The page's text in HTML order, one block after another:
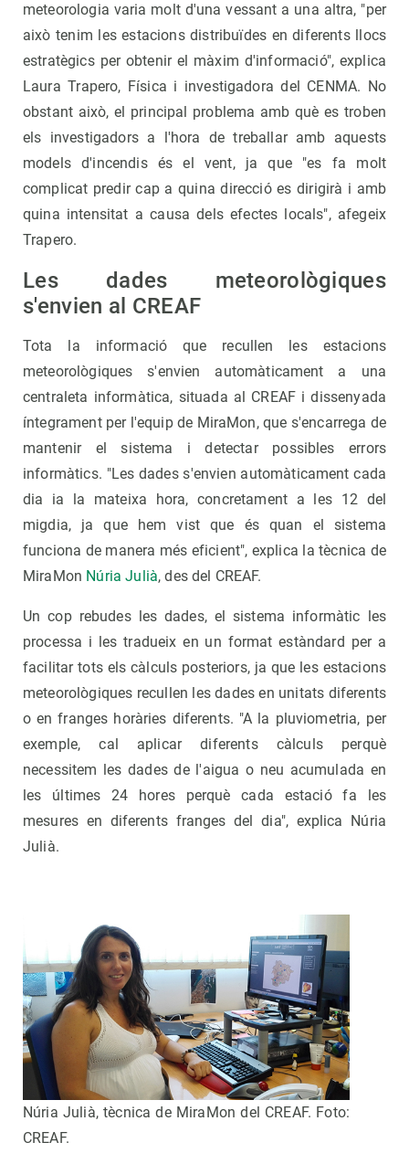
meteorologia varia molt d'una vessant a una altra, "per
això tenim les estacions distribuïdes en diferents llocs
estratègics per obtenir el màxim d'informació", explica
Laura Trapero, Física i investigadora del CENMA. No
obstant això, el principal problema amb què es troben
els investigadors a l'hora de treballar amb aquests
models d'incendis és el vent, ja que "es fa molt
complicat predir cap a quina direcció es dirigirà i amb
quina intensitat a causa dels efectes locals", afegeix
Trapero.
Les dades meteorològiques
s'envien al CREAF
Tota la informació que recullen les estacions
meteorològiques s'envien automàticament a una
centraleta informàtica, situada al CREAF i dissenyada
íntegrament per l'equip de MiraMon, que s'encarrega de
mantenir el sistema i detectar possibles errors
informàtics. "Les dades s'envien automàticament cada
dia ia la mateixa hora, concretament a les 12 del
migdia, ja que hem vist que és quan el sistema
funciona de manera més eficient", explica la tècnica de
MiraMon Núria Julià, des del CREAF.
Un cop rebudes les dades, el sistema informàtic les
processa i les tradueix en un format estàndard per a
facilitar tots els càlculs posteriors, ja que les estacions
meteorològiques recullen les dades en unitats diferents
o en franges horàries diferents. "A la pluviometria, per
exemple, cal aplicar diferents càlculs perquè
necessitem les dades de l'aigua o neu acumulada en
les últimes 24 hores perquè cada estació fa les
mesures en diferents franges del dia", explica Núria
Julià.
Núria Julià, tècnica de MiraMon del CREAF. Foto:
CREAF.